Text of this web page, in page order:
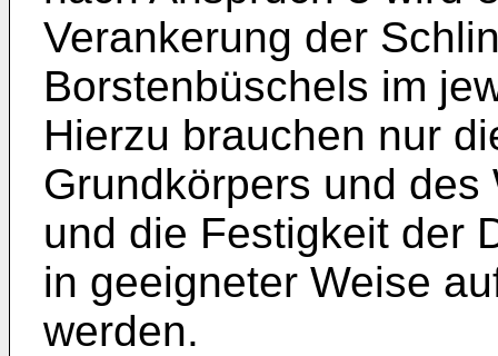
Verankerung der
Borstenbüschels im
Hierzu brauchen nur
Grundkörpers und
und die Festigkeit der
in geeigneter Weise
werden.